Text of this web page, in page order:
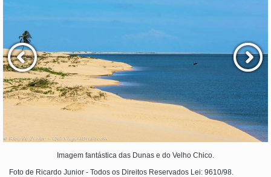
Imagem fantástica das Dunas e do Velho Chico.
Foto de Ricardo Junior - Todos os Direitos Reservados Lei: 9610/98.